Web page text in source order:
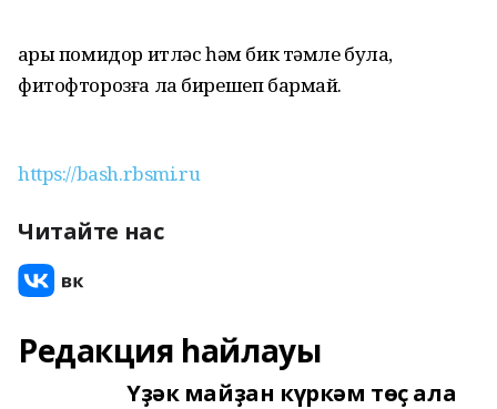
Һары помидор итләс һәм бик тәмле була,
фитофторозға ла бирешеп бармай.
https://bash.rbsmi.ru
Читайте нас
Редакция һайлауы
Үҙәк майҙан күркәм төҫ ала